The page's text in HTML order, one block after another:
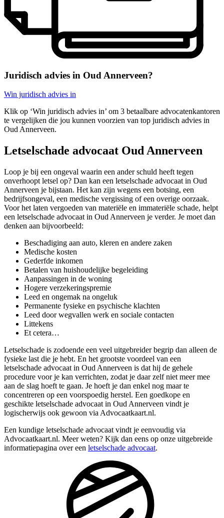
Juridisch advies in Oud Annerveen?
Win juridisch advies in
Klik op ‘Win juridisch advies in’ om 3 betaalbare advocatenkantoren
te vergelijken die jou kunnen voorzien van top juridisch advies in
Oud Annerveen.
Letselschade advocaat Oud Annerveen
Loop je bij een ongeval waarin een ander schuld heeft tegen
onverhoopt letsel op? Dan kan een letselschade advocaat in Oud
Annerveen je bijstaan. Het kan zijn wegens een botsing, een
bedrijfsongeval, een medische vergissing of een overige oorzaak.
Voor het laten vergoeden van materiële en immateriële schade, helpt
een letselschade advocaat in Oud Annerveen je verder. Je moet dan
denken aan bijvoorbeeld:
Beschadiging aan auto, kleren en andere zaken
Medische kosten
Gederfde inkomen
Betalen van huishoudelijke begeleiding
Aanpassingen in de woning
Hogere verzekeringspremie
Leed en ongemak na ongeluk
Permanente fysieke en psychische klachten
Leed door wegvallen werk en sociale contacten
Littekens
Et cetera…
Letselschade is zodoende een veel uitgebreider begrip dan alleen de
fysieke last die je hebt. En het grootste voordeel van een
letselschade advocaat in Oud Annerveen is dat hij de gehele
procedure voor je kan verrichten, zodat je daar zelf niet meer mee
aan de slag hoeft te gaan. Je hoeft je dan enkel nog maar te
concentreren op een voorspoedig herstel. Een goedkope en
geschikte letselschade advocaat in Oud Annerveen vindt je
logischerwijs ook gewoon via Advocaatkaart.nl.
Een kundige letselschade advocaat vindt je eenvoudig via
Advocaatkaart.nl. Meer weten? Kijk dan eens op onze uitgebreide
informatiepagina over een letselschade advocaat.